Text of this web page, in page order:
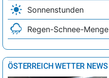
Sonnenstunden
Regen-Schnee-Menge
ÖSTERREICH WETTER NEWS